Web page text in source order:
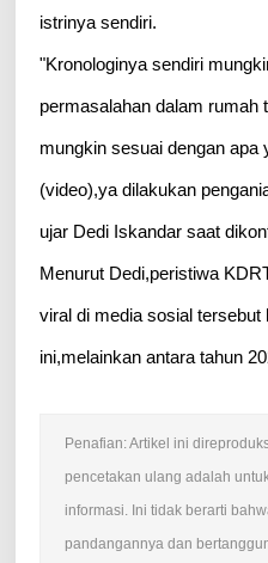
istrinya sendiri.
"Kronologinya sendiri
permasalahan dalam rumah
mungkin sesuai dengan apa
(video),ya dilakukan
ujar Dedi Iskandar saat
Menurut Dedi,peristiwa
viral di media sosial tersebut
ini,melainkan antara tahun
Penafian: Artikel ini
pencetakan ulang adalah
informasi. Ini tidak berarti
pandangannya dan